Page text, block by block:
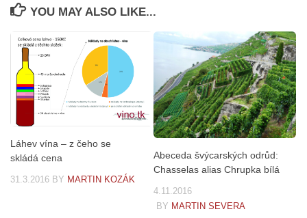
YOU MAY ALSO LIKE...
Láhev vína – z čeho se
skládá cena
31.3.2016 BY MARTIN KOZÁK
Abeceda švýcarských odrůd:
Chasselas alias Chrupka bílá
4.11.2016
BY MARTIN SEVERA